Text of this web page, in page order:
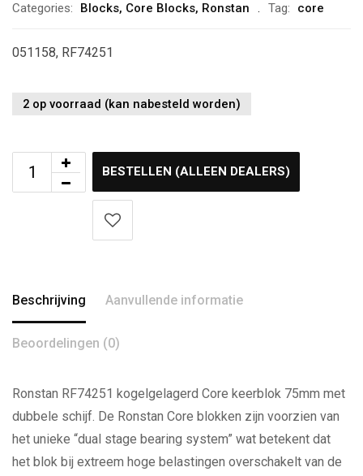
Categories:
Blocks, Core Blocks, Ronstan Tag: core
051158, RF74251
2 op voorraad (kan nabesteld worden)
BESTELLEN (ALLEEN DEALERS)
Beschrijving Aanvullende informatie
Beoordelingen (0)
Ronstan RF74251 kogelgelagerd Core keerblok 75mm met
dubbele schijf. De Ronstan Core blokken zijn voorzien van
het unieke “dual stage bearing system” wat betekent dat
het blok bij extreem hoge belastingen overschakelt van de